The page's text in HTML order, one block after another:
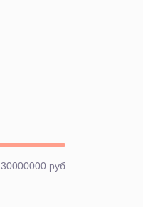
30000000 руб